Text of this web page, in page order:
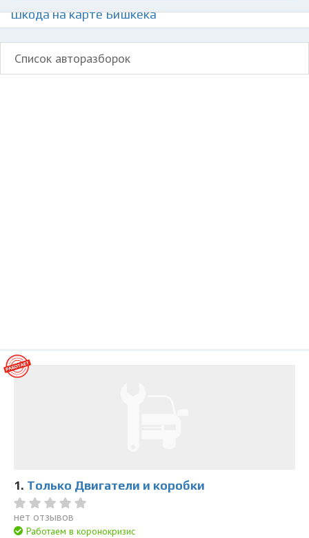
Шкода на карте Бишкека
Список авторазборок
1. Только Двигатели и коробки
нет отзывов
Работаем в коронокризис